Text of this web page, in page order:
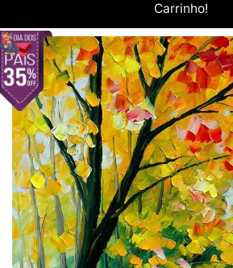
Carrinho!